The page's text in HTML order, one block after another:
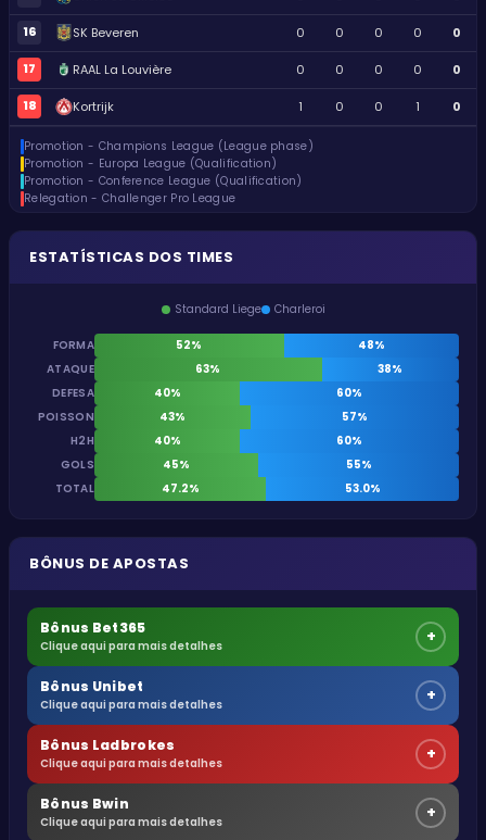
16 SK Beveren 0 0 0 0 0
17 RAAL La Louvière 0 0 0 0 0
18 Kortrijk 1 0 0 1 0
Promotion - Champions League (League phase)
Promotion - Europa League (Qualification)
Promotion - Conference League (Qualification)
Relegation - Challenger Pro League
ESTATÍSTICAS DOS TIMES
Standard Liege Charleroi
FORMA 52%
48%
ATAQUE
63%
38%
DEFESA
40%
60%
POISSON
43%
57%
H2H
40%
60%
GOLS
45%
55%
TOTAL
47.2% 53.0%
BÔNUS DE APOSTAS
Bônus Bet365
Clique aqui para mais detalhes +
Bônus Unibet
Clique aqui para mais detalhes +
Bônus Ladbrokes
Clique aqui para mais detalhes +
Bônus Bwin
Clique aqui para mais detalhes +